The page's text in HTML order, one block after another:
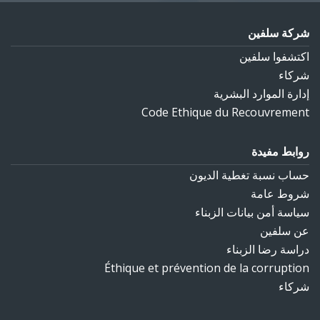
شركة سلفين
اكتشفوا سلفين
شركاء
إدارة الموارد البشرية
Code Ethique du Recouvrement
روابط مفيدة
حساب نسبة تغطية الديون‎
شروط عامة
سياسة أمن بيانات الزبناء
عن سلفين
دراسة رضا الزبناء
Éthique et prévention de la corruption
شركاء